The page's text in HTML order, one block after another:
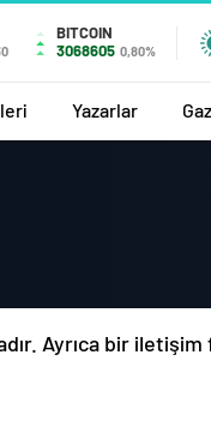
BITCOIN
3068605 0,80%
Yazarlar
Ayrıca bir